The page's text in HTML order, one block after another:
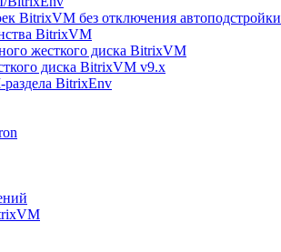
BitrixVM без отключения автоподстройки
BitrixVM
жесткого диска BitrixVM
диска BitrixVM v9.x
BitrixEnv